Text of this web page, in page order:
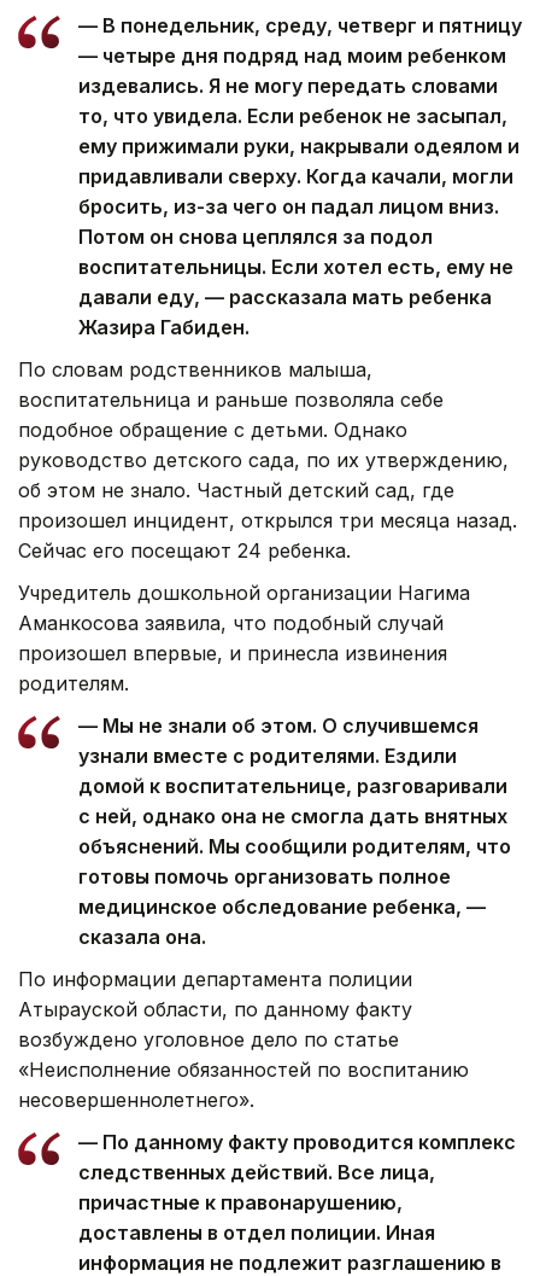
— В понедельник, среду, четверг и пятницу
— четыре дня подряд над моим ребенком
издевались. Я не могу передать словами
то, что увидела. Если ребенок не засыпал,
ему прижимали руки, накрывали одеялом и
придавливали сверху. Когда качали, могли
бросить, из-за чего он падал лицом вниз.
Потом он снова цеплялся за подол
воспитательницы. Если хотел есть, ему не
давали еду, — рассказала мать ребенка
Жазира Габиден.
По словам родственников малыша,
воспитательница и раньше позволяла себе
подобное обращение с детьми. Однако
руководство детского сада, по их утверждению,
об этом не знало. Частный детский сад, где
произошел инцидент, открылся три месяца назад.
Сейчас его посещают 24 ребенка.
Учредитель дошкольной организации Нагима
Аманкосова заявила, что подобный случай
произошел впервые, и принесла извинения
родителям.
— Мы не знали об этом. О случившемся
узнали вместе с родителями. Ездили
домой к воспитательнице, разговаривали
с ней, однако она не смогла дать внятных
объяснений. Мы сообщили родителям, что
готовы помочь организовать полное
медицинское обследование ребенка, —
сказала она.
По информации департамента полиции
Атырауской области, по данному факту
возбуждено уголовное дело по статье
«Неисполнение обязанностей по воспитанию
несовершеннолетнего».
— По данному факту проводится комплекс
следственных действий. Все лица,
причастные к правонарушению,
доставлены в отдел полиции. Иная
информация не подлежит разглашению в